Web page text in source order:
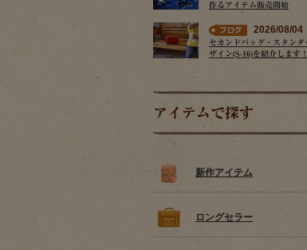
作るアイテム販売開始
2026/08/04
セカンドバッグ・スタンダ
ザイン(S-16)を紹介します！
アイテムで探す
新作アイテム
ロングセラー